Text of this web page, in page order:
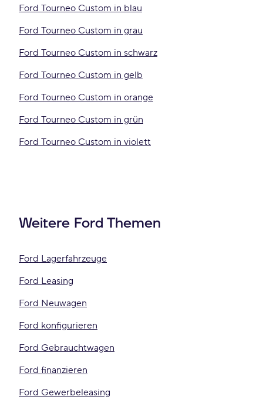
Ford Tourneo Custom in blau
Ford Tourneo Custom in grau
Ford Tourneo Custom in schwarz
Ford Tourneo Custom in gelb
Ford Tourneo Custom in orange
Ford Tourneo Custom in grün
Ford Tourneo Custom in violett
Weitere Ford Themen
Ford Lagerfahrzeuge
Ford Leasing
Ford Neuwagen
Ford konfigurieren
Ford Gebrauchtwagen
Ford finanzieren
Ford Gewerbeleasing